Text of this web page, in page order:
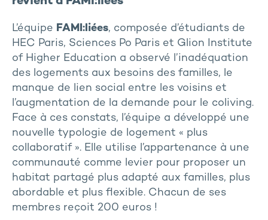
L’équipe FAMI:liées, composée d’étudiants de
HEC Paris, Sciences Po Paris et Glion Institute
of Higher Education a observé l’inadéquation
des logements aux besoins des familles, le
manque de lien social entre les voisins et
l’augmentation de la demande pour le coliving.
Face à ces constats, l’équipe a développé une
nouvelle typologie de logement « plus
collaboratif ». Elle utilise l’appartenance à une
communauté comme levier pour proposer un
habitat partagé plus adapté aux familles, plus
abordable et plus flexible. Chacun de ses
membres reçoit 200 euros !